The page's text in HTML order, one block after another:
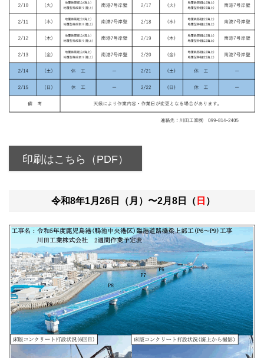
印刷はこちら（PDF）
令和8年1月26日（月）〜2月8日（ 日 ）